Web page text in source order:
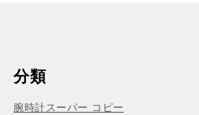
分類
腕時計スーパー コピー